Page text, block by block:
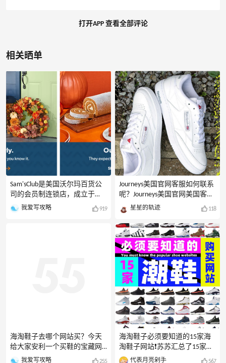
打开APP 查看全部评论
相关晒单
Sam'sClub是美国沃尔玛百货公
司的会员制连锁店，成立于
1983年，如今全球已有超过700
我爱写攻略 919
海淘鞋子去哪个网站买？今天
给大家安利一个买鞋的宝藏网
站：Journeys。主要销售：
我爱写攻略 255
Journeys美国官网客服如何联系
呢？Journeys美国官网美国客服
联系方式是多少？Journeys美国
官网有在线客服联系方式吗？
Journeys美国官网客服电话是多
少？Journeys美国官网客服邮箱
是剁手？我们在下单Journeys美
国官网的时候或多或少可能都
会遇到一些问题，比如取消订
单、退换货等等。我们都需要
联系Journeys美国官网客服解决
或者咨询，那么Journeys美国官
网客服如何联系呢？今天就来
汇总一下Journeys美国官网客服
的联系方式！在线客服：链接
直达（周一至周五：
星星的轨迹 118
海淘鞋子必须要知道的15家海
淘鞋子网站❗️苏苏汇总了15家海
淘鞋子的网站，分别是10家综
代表月亮剁手 567